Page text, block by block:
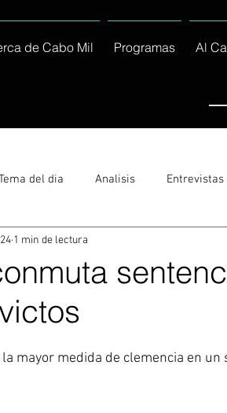
de Cabo Mil Programas Al
del dia Analisis Entrevistas
La buena del día
Nacionales e Internacionales
1 min de lectura
mayor medida de clemencia en